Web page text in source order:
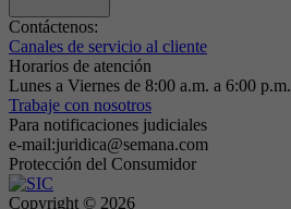
Contáctenos:
Canales de servicio al cliente
Horarios de atención
Lunes a Viernes de 8:00 a.m. a 6:00 p.m.
Trabaje con nosotros
Para notificaciones judiciales
e-mail:juridica@semana.com
Protección del Consumidor
Copyright © 2026